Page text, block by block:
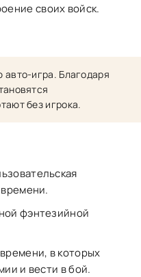
своих войск.
игра. Благодаря
без игрока.
фэнтезийной
в которых
и вести в бой.